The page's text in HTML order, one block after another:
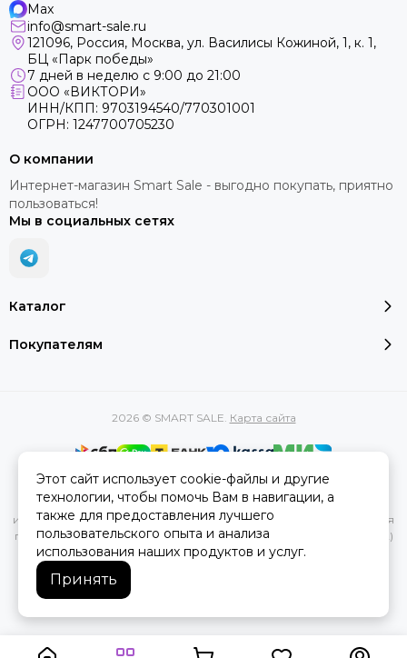
Max
info@smart-sale.ru
121096, Россия, Москва, ул. Василисы Кожиной, 1, к. 1,
БЦ «Парк победы»
7 дней в неделю с 9:00 до 21:00
ООО «ВИКТОРИ»
ИНН/КПП: 9703194540/770301001
ОГРН: 1247700705230
Каталог
Покупателям
О компании
Интернет-магазин Smart Sale - выгодно покупать, приятно
пользоваться!
Мы в социальных сетях
2026 © SMART SALE. Карта сайта
Вся представленная на сайте информация, касающаяся
характеристик, стоимости товаров и услуг, носит
информационный характер и ни при каких условиях не является
публичной офертой, определяемой положениями Статьи 437(2)
Гражданского кодекса РФ.
Этот сайт использует cookie-файлы и другие
технологии, чтобы помочь Вам в навигации, а
также для предоставления лучшего
пользовательского опыта и анализа
использования наших продуктов и услуг.
Принять